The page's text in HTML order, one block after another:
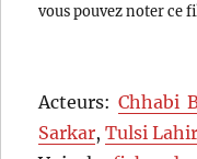
vous pouvez noter ce
Acteurs: Chhabi
Sarkar,Tulsi